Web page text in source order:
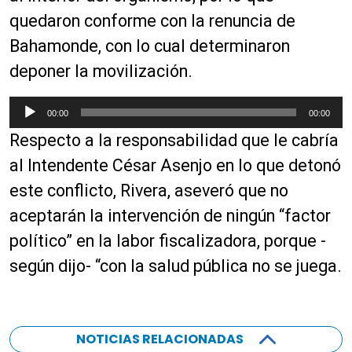
quedaron conforme con la renuncia de
Bahamonde, con lo cual determinaron
deponer la movilización.
e
p
r
d
u
c
t
o
e
00:00 00:00
Respecto a la responsabilidad que le cabría
al Intendente César Asenjo en lo que detonó
este conflicto, Rivera, aseveró que no
aceptarán la intervención de ningún “factor
político” en la labor fiscalizadora, porque -
según dijo- “con la salud pública no se juega.
NOTICIAS RELACIONADAS